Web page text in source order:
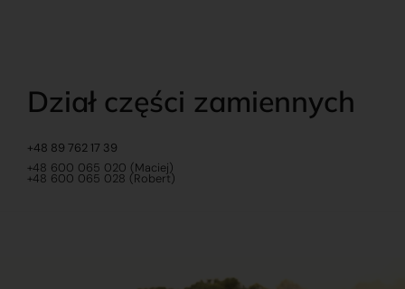
Dział części zamiennych
+48 89 762 17 39
+48 600 065 020 (Maciej)
+48 600 065 028 (Robert)